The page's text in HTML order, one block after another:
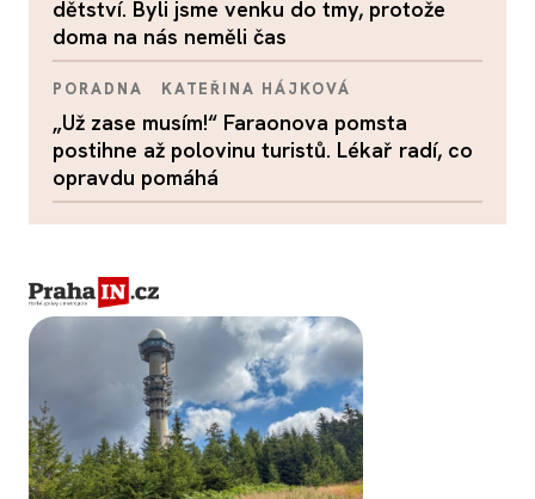
dětství. Byli jsme venku do tmy, protože
doma na nás neměli čas
PORADNA KATEŘINA HÁJKOVÁ
„Už zase musím!“ Faraonova pomsta
postihne až polovinu turistů. Lékař radí, co
opravdu pomáhá